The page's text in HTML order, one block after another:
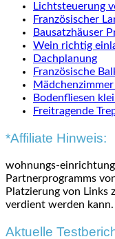
Lichtsteuerung
Französischer
Bausatzhäuser
Wein richtig
Dachplanung
Französische
Bodenfliesen
Freitragende
*Affiliate Hinweis:
wohnungs-
Partnerprogramms
Platzierung von Links
verdient werden kann.
Aktuelle